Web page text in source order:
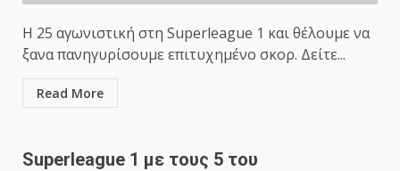
Η 25 αγωνιστική στη Superleague 1 και θέλουμε να
ξανα πανηγυρίσουμε επιτυχημένο σκορ. Δείτε...
Read More
Superleague 1 με τους 5 του